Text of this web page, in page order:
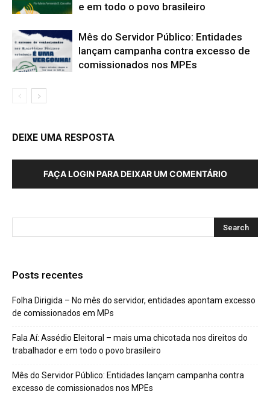
e em todo o povo brasileiro
Mês do Servidor Público: Entidades
lançam campanha contra excesso de
comissionados nos MPEs
DEIXE UMA RESPOSTA
FAÇA LOGIN PARA DEIXAR UM COMENTÁRIO
Posts recentes
Folha Dirigida – No mês do servidor, entidades apontam excesso
de comissionados em MPs
Fala Aí: Assédio Eleitoral – mais uma chicotada nos direitos do
trabalhador e em todo o povo brasileiro
Mês do Servidor Público: Entidades lançam campanha contra
excesso de comissionados nos MPEs